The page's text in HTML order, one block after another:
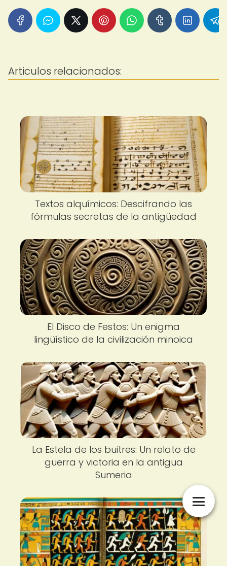
Articulos relacionados:
Textos alquímicos: Descifrando las
fórmulas secretas de la antigüedad
El Disco de Festos: Un enigma
lingüístico de la civilización minoica
La Estela de los buitres: Un relato de
guerra y victoria en la antigua
Sumeria